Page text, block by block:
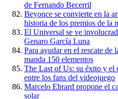
de Fernando Becerril
Beyonce se convierte en la
historia de los premios de la
El Universal se ve
Genaro García Luna
Para ayudar en el rescate de
manda 150 elementos
The Last of Us: su éxito y el
entre los fans del videojuego
Marcelo Ebrard propone el
solar